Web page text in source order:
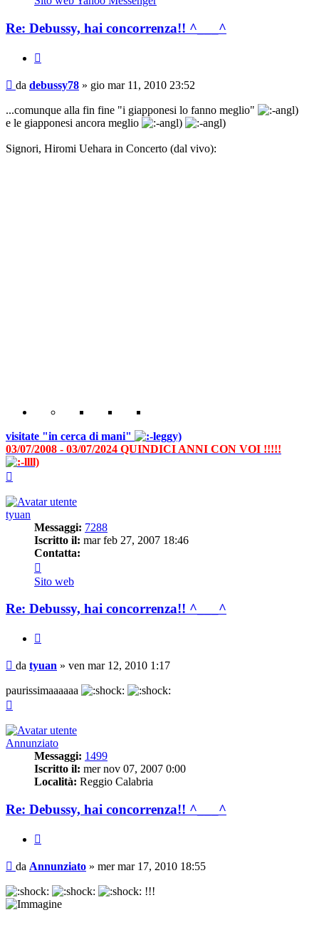
Re: Debussy, hai concorrenza!! ^___^
Messaggio
da debussy78 » gio mar 11, 2010 23:52
...comunque alla fin fine "i giapponesi lo fanno meglio"
e le giapponesi ancora meglio
Signori, Hiromi Uehara in Concerto (dal vivo):
visitate "in cerca di mani"
03/07/2008 - 03/07/2024 QUINDICI ANNI CON VOI !!!!!
tyuan
Messaggi: 7288
Iscritto il: mar feb 27, 2007 18:46
Contatta:
tyuan
Sito web
Re: Debussy, hai concorrenza!! ^___^
Messaggio
da tyuan » ven mar 12, 2010 1:17
paurissimaaaaaa
Annunziato
Messaggi: 1499
Iscritto il: mer nov 07, 2007 0:00
Località: Reggio Calabria
Re: Debussy, hai concorrenza!! ^___^
Messaggio
da Annunziato » mer mar 17, 2010 18:55
!!!